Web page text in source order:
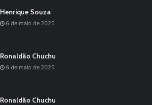
Henrique Souza
6 de maio de 2025
Ronaldão Chuchu
6 de maio de 2025
Ronaldão Chuchu